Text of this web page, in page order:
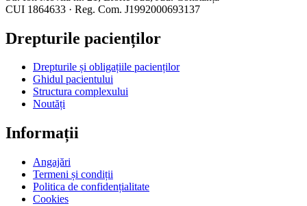
CUI 1864633 · Reg. Com. J1992000693137
Drepturile pacienților
Drepturile și obligațiile pacienților
Ghidul pacientului
Structura complexului
Noutăți
Informații
Angajări
Termeni și condiții
Politica de confidențialitate
Cookies